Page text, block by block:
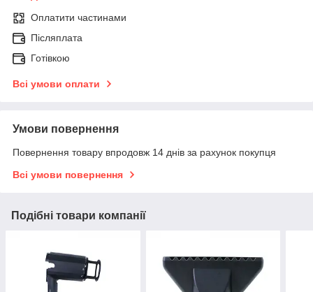
Оплатити частинами
Післяплата
Готівкою
Всі умови оплати
Умови повернення
Повернення товару впродовж 14 днів за рахунок покупця
Всі умови повернення
Подібні товари компанії